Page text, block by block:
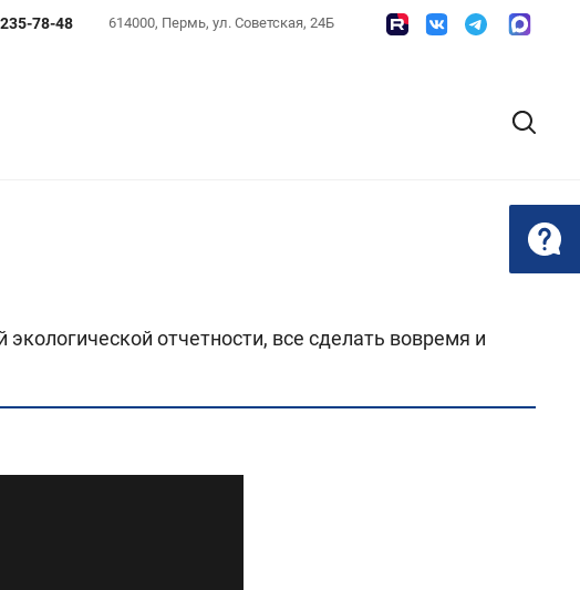
614000, Пермь, ул. Советская, 24Б
78-48
отчетности, все сделать вовремя и